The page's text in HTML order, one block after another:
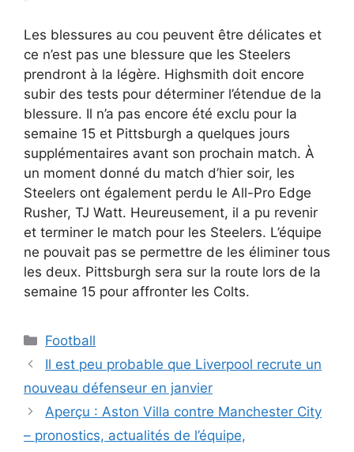
Les blessures au cou peuvent être délicates et
ce n’est pas une blessure que les Steelers
prendront à la légère. Highsmith doit encore
subir des tests pour déterminer l’étendue de la
blessure. Il n’a pas encore été exclu pour la
semaine 15 et Pittsburgh a quelques jours
supplémentaires avant son prochain match. À
un moment donné du match d’hier soir, les
Steelers ont également perdu le All-Pro Edge
Rusher, TJ Watt. Heureusement, il a pu revenir
et terminer le match pour les Steelers. L’équipe
ne pouvait pas se permettre de les éliminer tous
les deux. Pittsburgh sera sur la route lors de la
semaine 15 pour affronter les Colts.
Catégories
Football
Il est peu probable que Liverpool recrute un
nouveau défenseur en janvier
Aperçu : Aston Villa contre Manchester City
– pronostics, actualités de l’équipe,